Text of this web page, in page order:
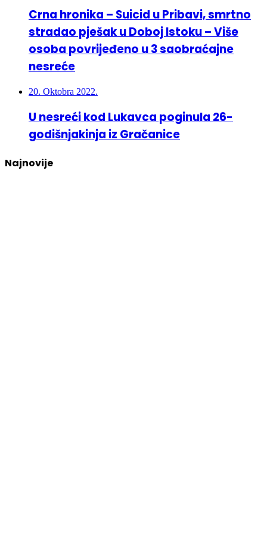
Crna hronika – Suicid u Pribavi, smrtno
stradao pješak u Doboj Istoku – Više
osoba povrijeđeno u 3 saobraćajne
nesreće
20. Oktobra 2022.
U nesreći kod Lukavca poginula 26-
godišnjakinja iz Gračanice
Najnovije